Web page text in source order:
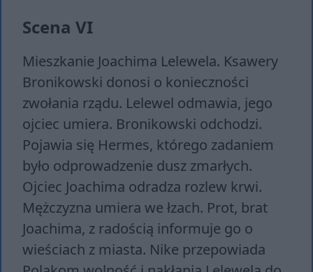
Scena VI
Mieszkanie Joachima Lelewela. Ksawery
Bronikowski donosi o konieczności
zwołania rządu. Lelewel odmawia, jego
ojciec umiera. Bronikowski odchodzi.
Pojawia się Hermes, którego zadaniem
było odprowadzenie dusz zmarłych.
Ojciec Joachima odradza rozlew krwi.
Mężczyzna umiera we łzach. Prot, brat
Joachima, z radością informuje go o
wieściach z miasta. Nike przepowiada